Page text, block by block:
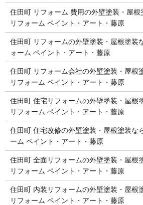
住田町 リフォーム 費用の外壁塗装・屋
リフォーム ペイント・アート・藤原
住田町 リフォームの外壁塗装・屋根塗装
ォーム ペイント・アート・藤原
住田町 リフォーム会社の外壁塗装・屋根
リフォーム ペイント・アート・藤原
住田町 住宅リフォームの外壁塗装・屋根
リフォーム ペイント・アート・藤原
住田町 住宅改修の外壁塗装・屋根塗装な
ーム ペイント・アート・藤原
住田町 全面リフォームの外壁塗装・屋根
リフォーム ペイント・アート・藤原
住田町 内装リフォームの外壁塗装・屋根
リフォーム ペイント・アート・藤原